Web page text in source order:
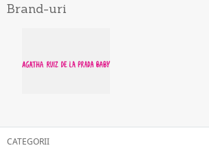
Brand-uri
CATEGORII